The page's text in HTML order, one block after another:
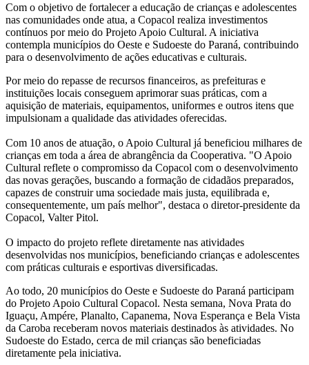
Com o objetivo de fortalecer a educação de crianças e adolescentes
nas comunidades onde atua, a Copacol realiza investimentos
contínuos por meio do Projeto Apoio Cultural. A iniciativa
contempla municípios do Oeste e Sudoeste do Paraná, contribuindo
para o desenvolvimento de ações educativas e culturais.
Por meio do repasse de recursos financeiros, as prefeituras e
instituições locais conseguem aprimorar suas práticas, com a
aquisição de materiais, equipamentos, uniformes e outros itens que
impulsionam a qualidade das atividades oferecidas.
Com 10 anos de atuação, o Apoio Cultural já beneficiou milhares de
crianças em toda a área de abrangência da Cooperativa. "O Apoio
Cultural reflete o compromisso da Copacol com o desenvolvimento
das novas gerações, buscando a formação de cidadãos preparados,
capazes de construir uma sociedade mais justa, equilibrada e,
consequentemente, um país melhor", destaca o diretor-presidente da
Copacol, Valter Pitol.
O impacto do projeto reflete diretamente nas atividades
desenvolvidas nos municípios, beneficiando crianças e adolescentes
com práticas culturais e esportivas diversificadas.
Ao todo, 20 municípios do Oeste e Sudoeste do Paraná participam
do Projeto Apoio Cultural Copacol. Nesta semana, Nova Prata do
Iguaçu, Ampére, Planalto, Capanema, Nova Esperança e Bela Vista
da Caroba receberam novos materiais destinados às atividades. No
Sudoeste do Estado, cerca de mil crianças são beneficiadas
diretamente pela iniciativa.